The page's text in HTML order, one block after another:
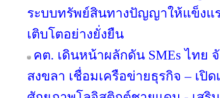
ระบบทรัพย์สินทางปัญญาให้แข็งแ
เติบโตอย่างยั่งยืน
คต. เดินหน้าผลักดัน SMEs ไทย
สงขลา เชื่อมเครือข่ายธุรกิจ – เปิ